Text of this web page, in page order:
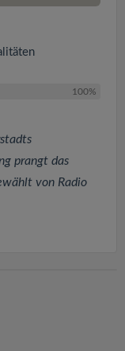
100%
prangt das
von Radio